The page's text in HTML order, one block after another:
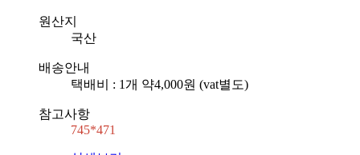
원산지
국산
배송안내
택배비 : 1개 약4,000원 (vat별도)
참고사항
745*471